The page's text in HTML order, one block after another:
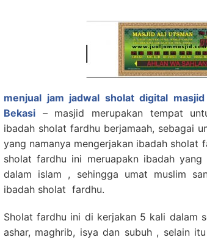
menjual jam jadwal sholat digital
Bekasi – masjid merupakan tempat
ibadah sholat fardhu berjamaah, sebagai
yang namanya mengerjakan ibadah sholat
sholat fardhu ini meruapakn ibadah
dalam islam , sehingga umat muslim
ibadah sholat fardhu.
Sholat fardhu ini di kerjakan 5 kali dalam
ashar, maghrib, isya dan subuh , selain